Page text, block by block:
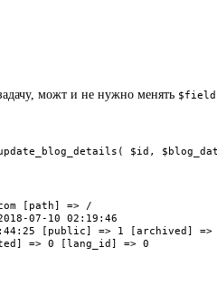
можт и не нужно менять
$id,
[path] => /
07-10 02:19:46
[public] => 1 [archived] =>
=> 0 [lang_id] => 0